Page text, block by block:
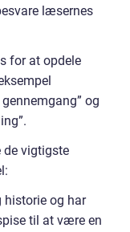
læsernes
for at opdele
og
de vigtigste
historie og har
til at være en